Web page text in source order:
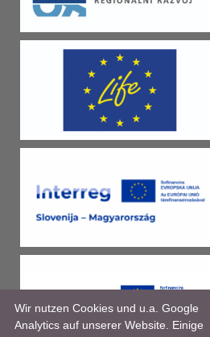
Wir nutzen Cookies und u.a. Google
Analytics auf unserer Website. Einige